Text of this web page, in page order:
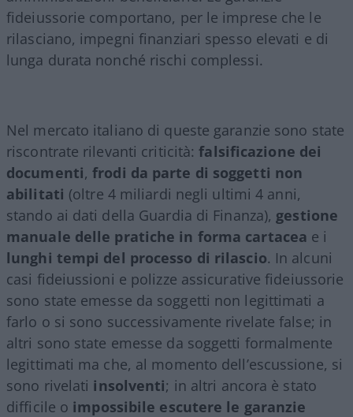
fideiussorie comportano, per le imprese che le
rilasciano, impegni finanziari spesso elevati e di
lunga durata nonché rischi complessi.
Nel mercato italiano di queste garanzie sono state
riscontrate rilevanti criticità:falsificazione dei
documenti,frodi da parte di soggetti non
abilitati (oltre 4 miliardi negli ultimi 4 anni,
stando ai dati della Guardia di Finanza), gestione
manuale delle pratiche in forma cartacea e i
lunghi tempi del processo di rilascio. In alcuni
casi fideiussioni e polizze assicurative fideiussorie
sono state emesse da soggetti non legittimati a
farlo o si sono successivamente rivelate false; in
altri sono state emesse da soggetti formalmente
legittimati ma che, al momento dell’escussione, si
sono rivelati insolventi; in altri ancora è stato
difficile o impossibile escutere le garanzie